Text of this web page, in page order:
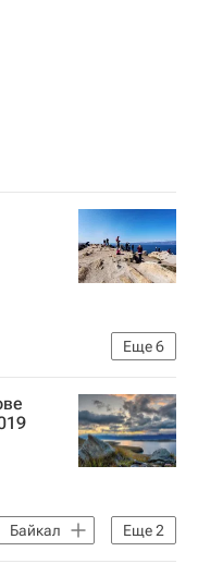
Еще6
Еще2
Байкал